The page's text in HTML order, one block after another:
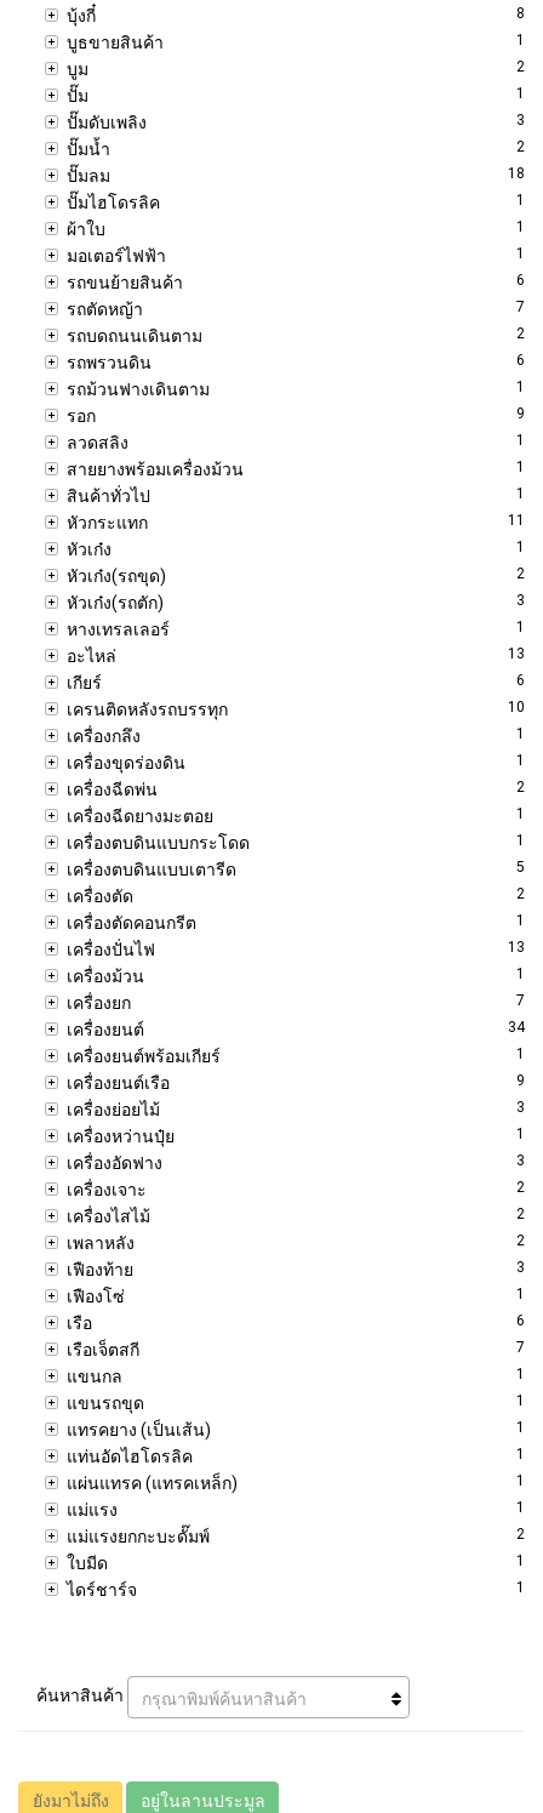
บุ้งกี๋ 8
บูธขายสินค้า 1
บูม 2
ปั๊ม 1
ปั๊มดับเพลิง 3
ปั๊มน้ำ 2
ปั๊มลม 18
ปั๊มไฮโดรลิค 1
ผ้าใบ 1
มอเตอร์ไฟฟ้า 1
รถขนย้ายสินค้า 6
รถตัดหญ้า 7
รถบดถนนเดินตาม 2
รถพรวนดิน 6
รถม้วนฟางเดินตาม 1
รอก 9
ลวดสลิง 1
สายยางพร้อมเครื่องม้วน 1
สินค้าทั่วไป 1
หัวกระแทก 11
หัวเก๋ง 1
หัวเก๋ง(รถขุด) 2
หัวเก๋ง(รถตัก) 3
หางเทรลเลอร์ 1
อะไหล่ 13
เกียร์ 6
เครนติดหลังรถบรรทุก 10
เครื่องกลึง 1
เครื่องขุดร่องดิน 1
เครื่องฉีดพ่น 2
เครื่องฉีดยางมะตอย 1
เครื่องตบดินแบบกระโดด 1
เครื่องตบดินแบบเตารีด 5
เครื่องตัด 2
เครื่องตัดคอนกรีต 1
เครื่องปั่นไฟ 13
เครื่องม้วน 1
เครื่องยก 7
เครื่องยนต์ 34
เครื่องยนต์พร้อมเกียร์ 1
เครื่องยนต์เรือ 9
เครื่องย่อยไม้ 3
เครื่องหว่านปุ๋ย 1
เครื่องอัดฟาง 3
เครื่องเจาะ 2
เครื่องไสไม้ 2
เพลาหลัง 2
เฟืองท้าย 3
เฟืองโซ่ 1
เรือ 6
เรือเจ็ตสกี 7
แขนกล 1
แขนรถขุด 1
แทรคยาง (เป็นเส้น) 1
แท่นอัดไฮโดรลิค 1
แผ่นแทรค (แทรคเหล็ก) 1
แม่แรง 1
แม่แรงยกกะบะดั๊มพ์ 2
ใบมีด 1
ไดร์ชาร์จ 1
ค้นหาสินค้า กรุณาพิมพ์ค้นหาสินค้า
ยังมาไม่ถึง อยู่ในลานประมูล